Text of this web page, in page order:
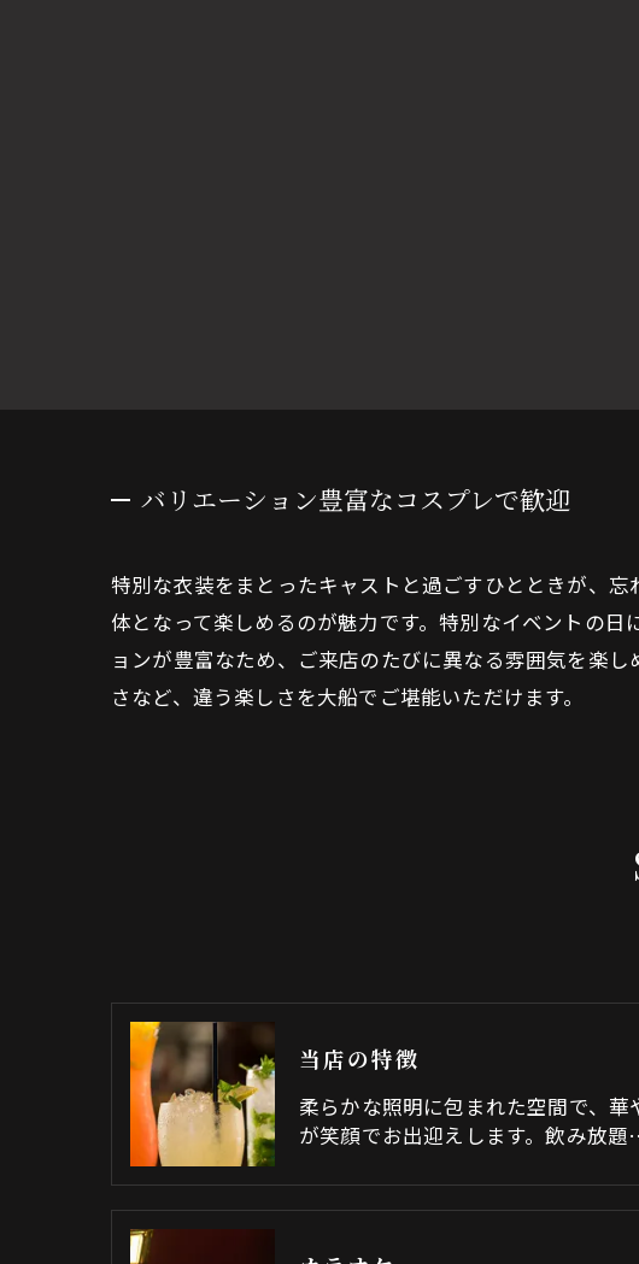
バリエーション豊富なコスプレで歓迎
特別な衣装をまとったキャストと過ごすひとときが、
体となって楽しめるのが魅力です。特別なイベントの
ョンが豊富なため、ご来店のたびに異なる雰囲気を楽
さなど、違う楽しさを大船でご堪能いただけます。
当店の特徴
柔らかな照明に包まれた空間で、華
が笑顔でお出迎えします。飲み放